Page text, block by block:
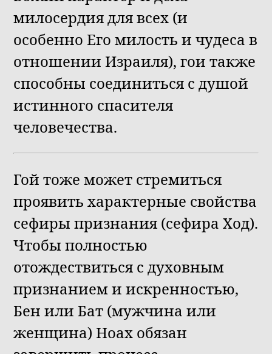
милосердия для всех (и
особенно Его милость и чудеса в
отношении Израиля), гои также
способны соединиться с душой
истинного спасителя
человечества.
Гой тоже может стремиться
проявить характерные свойства
сефиры признания (сефира Ход).
Чтобы полностью
отождествиться с духовным
признанием и искренностью,
Бен или Бат (мужчина или
женщина) Ноах обязан